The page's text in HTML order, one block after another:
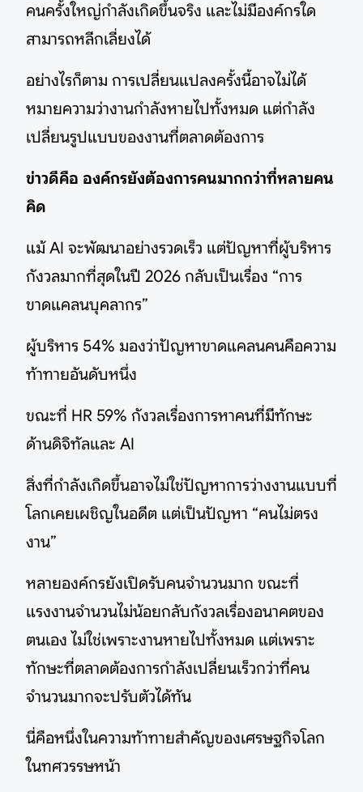
คนครั้งใหญ่กำลังเกิดขึ้นจริง และไม่มีองค์กรใด
สามารถหลีกเลี่ยงได้
อย่างไรก็ตาม การเปลี่ยนแปลงครั้งนี้อาจไม่ได้
หมายความว่างานกำลังหายไปทั้งหมด แต่กำลัง
เปลี่ยนรูปแบบของงานที่ตลาดต้องการ
ข่าวดีคือ องค์กรยังต้องการคนมากกว่าที่หลายคน
คิด
แม้ AI จะพัฒนาอย่างรวดเร็ว แต่ปัญหาที่ผู้บริหาร
กังวลมากที่สุดในปี 2026 กลับเป็นเรื่อง “การ
ขาดแคลนบุคลากร”
ผู้บริหาร 54% มองว่าปัญหาขาดแคลนคนคือความ
ท้าทายอันดับหนึ่ง
ขณะที่ HR 59% กังวลเรื่องการหาคนที่มีทักษะ
ด้านดิจิทัลและ AI
สิ่งที่กำลังเกิดขึ้นอาจไม่ใช่ปัญหาการว่างงานแบบที่
โลกเคยเผชิญในอดีต แต่เป็นปัญหา “คนไม่ตรง
งาน”
หลายองค์กรยังเปิดรับคนจำนวนมาก ขณะที่
แรงงานจำนวนไม่น้อยกลับกังวลเรื่องอนาคตของ
ตนเอง ไม่ใช่เพราะงานหายไปทั้งหมด แต่เพราะ
ทักษะที่ตลาดต้องการกำลังเปลี่ยนเร็วกว่าที่คน
จำนวนมากจะปรับตัวได้ทัน
นี่คือหนึ่งในความท้าทายสำคัญของเศรษฐกิจโลก
ในทศวรรษหน้า